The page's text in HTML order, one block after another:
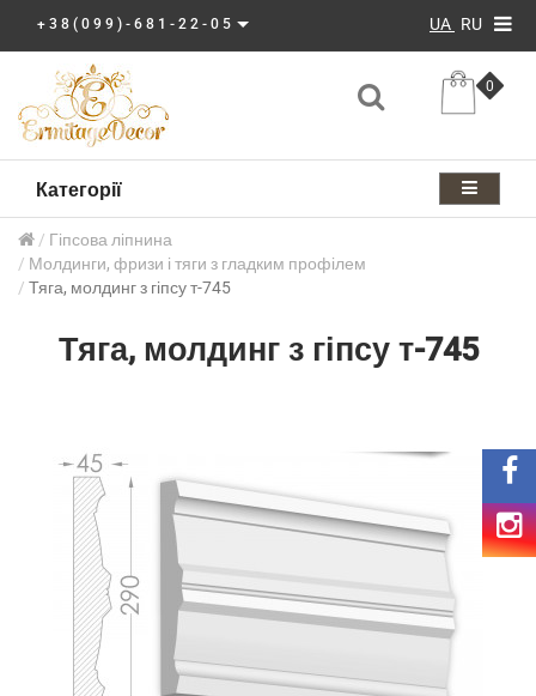
+38(099)-681-22-05 UA RU
0
Категорії
Гіпсова ліпнина
Молдинги, фризи і тяги з гладким профілем
Тяга, молдинг з гіпсу т-745
Тяга, молдинг з гіпсу т-745